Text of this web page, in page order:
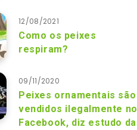
12/08/2021
Como os peixes
respiram?
09/11/2020
Peixes ornamentais são
vendidos ilegalmente no
Facebook, diz estudo da